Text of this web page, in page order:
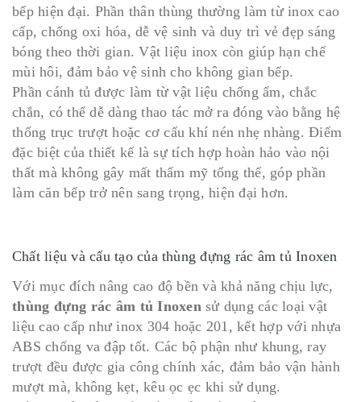
bếp hiện đại. Phần thân thùng thường làm từ inox cao
cấp, chống oxi hóa, dễ vệ sinh và duy trì vẻ đẹp sáng
bóng theo thời gian. Vật liệu inox còn giúp hạn chế
mùi hôi, đảm bảo vệ sinh cho không gian bếp.
Phần cánh tủ được làm từ vật liệu chống ẩm, chắc
chắn, có thể dễ dàng thao tác mở ra đóng vào bằng hệ
thống trục trượt hoặc cơ cấu khí nén nhẹ nhàng. Điểm
đặc biệt của thiết kế là sự tích hợp hoàn hảo vào nội
thất mà không gây mất thẩm mỹ tổng thể, góp phần
làm căn bếp trở nên sang trọng, hiện đại hơn.
Chất liệu và cấu tạo của thùng đựng rác âm tủ Inoxen
Với mục đích nâng cao độ bền và khả năng chịu lực,
thùng đựng rác âm tủ Inoxen sử dụng các loại vật
liệu cao cấp như inox 304 hoặc 201, kết hợp với nhựa
ABS chống va đập tốt. Các bộ phận như khung, ray
trượt đều được gia công chính xác, đảm bảo vận hành
mượt mà, không kẹt, kêu ọc ẹc khi sử dụng.